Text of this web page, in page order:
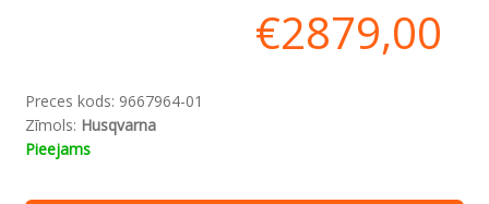
€2879,00
Preces kods: 9667964-01
Zīmols: Husqvarna
Pieejams